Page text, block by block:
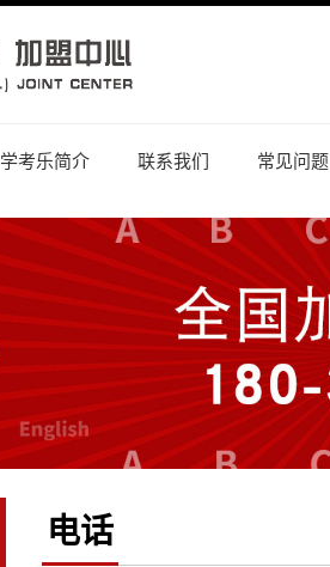
学考乐简介 联系我们 常见问题
电话